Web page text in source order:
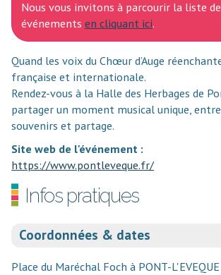
Nous vous invitons à parcourir la liste
événementsen cliquant ici.
Quand les voix du Chœur d’Auge
française et internationale.
Rendez-vous à la Halle des Herbages de
partager un moment musical unique,
souvenirs et partage.
Site web de l'événement :
https://www.pontleveque.fr/
Infos pratiques
Coordonnées & dates
Place du Maréchal Foch à PONT-L'EVEQUE